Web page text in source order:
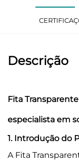
Descrição
Fita
especialista em
1. Introdução do
A Fita